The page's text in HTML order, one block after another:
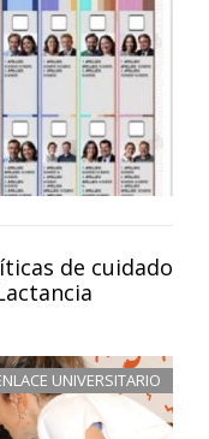
de cuidado
UNIVERSITARIO